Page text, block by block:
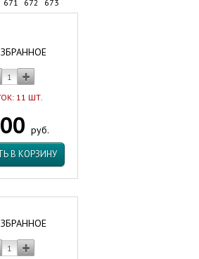
671 672
673
11 ШТ.
руб.
В КОРЗИНУ